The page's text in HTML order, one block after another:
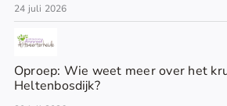
24 juli 2026
Oproep: Wie weet meer over het
Heltenbosdijk?